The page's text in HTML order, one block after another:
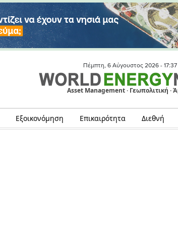
Πέμπτη, 6 Αύγουστος 2026 - 17:37
Asset Management · Γεωπολιτική ·
Εξοικονόμηση Επικαιρότητα Διεθνή